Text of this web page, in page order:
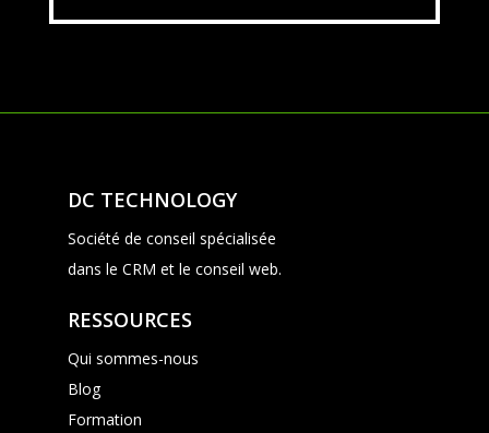
DC TECHNOLOGY
Société de conseil spécialisée
dans le CRM et le conseil web.
RESSOURCES
Qui sommes-nous
Blog
Formation